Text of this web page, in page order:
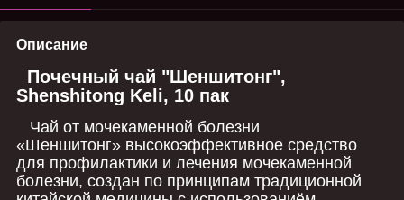
Описание
Почечный чай "Шеншитонг",
Shenshitong Keli, 10 пак
Чай от мочекаменной болезни
«Шеншитонг» высокоэффективное средство
для профилактики и лечения мочекаменной
болезни, создан по принципам традиционной